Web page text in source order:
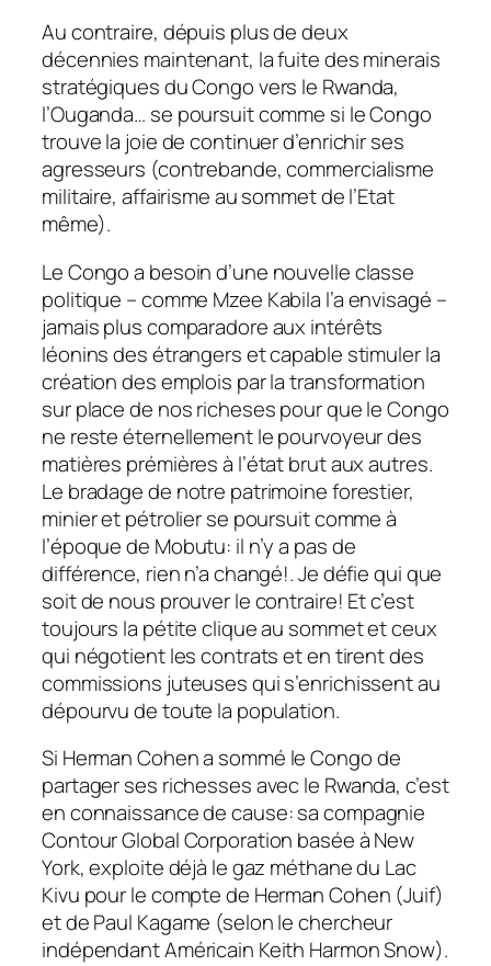
Au contraire, dépuis plus de deux
décennies maintenant, la fuite des minerais
stratégiques du Congo vers le Rwanda,
l’Ouganda… se poursuit comme si le Congo
trouve la joie de continuer d’enrichir ses
agresseurs (contrebande, commercialisme
militaire, affairisme au sommet de l’Etat
même).
Le Congo a besoin d’une nouvelle classe
politique – comme Mzee Kabila l’a envisagé –
jamais plus comparadore aux intérêts
léonins des étrangers et capable stimuler la
création des emplois par la transformation
sur place de nos richeses pour que le Congo
ne reste éternellement le pourvoyeur des
matières prémières à l’état brut aux autres.
Le bradage de notre patrimoine forestier,
minier et pétrolier se poursuit comme à
l’époque de Mobutu: il n’y a pas de
différence, rien n’a changé!. Je défie qui que
soit de nous prouver le contraire! Et c’est
toujours la pétite clique au sommet et ceux
qui négotient les contrats et en tirent des
commissions juteuses qui s’enrichissent au
dépourvu de toute la population.
Si Herman Cohen a sommé le Congo de
partager ses richesses avec le Rwanda, c’est
en connaissance de cause: sa compagnie
Contour Global Corporation basée à New
York, exploite déjà le gaz méthane du Lac
Kivu pour le compte de Herman Cohen (Juif)
et de Paul Kagame (selon le chercheur
indépendant Américain Keith Harmon Snow).